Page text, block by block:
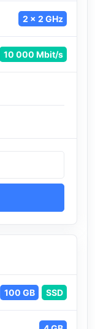
2 x 2 GHz
10 000 Mbit/s
100 GB SSD